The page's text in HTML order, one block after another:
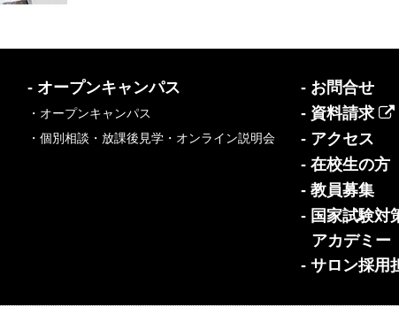
- オープンキャンパス
・オープンキャンパス
・個別相談・放課後見学・オンライン説明会
- お問合せ
- 資料請求
- アクセス
- 在校生の方
- 教員募集
- 国家試験対
アカデミー
- サロン採用